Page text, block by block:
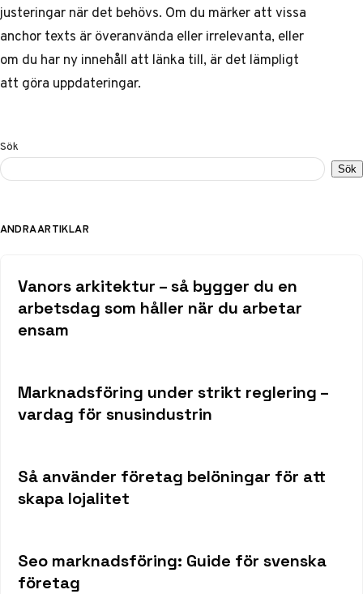
justeringar när det behövs. Om du märker att vissa
anchor texts är överanvända eller irrelevanta, eller
om du har ny innehåll att länka till, är det lämpligt
att göra uppdateringar.
Sök
Sök
ANDRA ARTIKLAR
Vanors arkitektur – så bygger du en
arbetsdag som håller när du arbetar
ensam
Marknadsföring under strikt reglering –
vardag för snusindustrin
Så använder företag belöningar för att
skapa lojalitet
Seo marknadsföring: Guide för svenska
företag